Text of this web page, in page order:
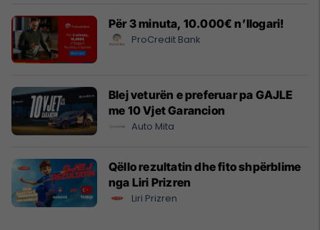
Për 3 minuta, 10.000€ n’llogari!
ProCredit Bank
Blej veturën e preferuar pa GAJLE
me 10 Vjet Garancion
Auto Mita
Qëllo rezultatin dhe fito shpërblime
nga Liri Prizren
Liri Prizren